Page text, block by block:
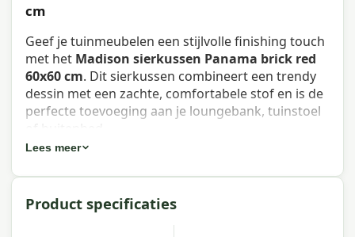
cm
Geef je tuinmeubelen een stijlvolle finishing touch
met het Madison sierkussen Panama brick red
60x60 cm. Dit sierkussen combineert een trendy
dessin met een zachte, comfortabele stof en is de
perfecte toevoeging aan je loungebank, tuinstoel
of buitenbed.
Artikelnummer:
Lees meer
Product specificaties